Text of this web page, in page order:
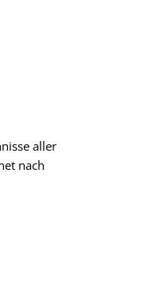
aller
nach